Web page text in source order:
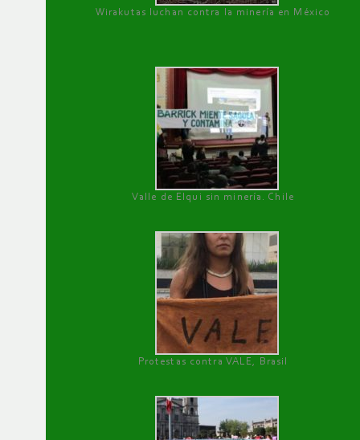
Wirakutas luchan contra la minería en México
Valle de Elqui sin minería. Chile
Protestas contra VALE, Brasil